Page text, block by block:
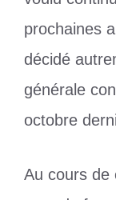
prochaines
décidé
générale
octobre
Au cours de